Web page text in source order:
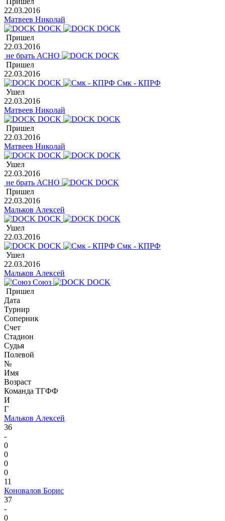
22.03.2016
Матвеев Николай
DOCK
DOCK
Пришел
22.03.2016
не брать АСНО
DOCK
Пришел
22.03.2016
DOCK
Смк - КПРФ
Ушел
22.03.2016
Матвеев Николай
DOCK
DOCK
Пришел
22.03.2016
Матвеев Николай
DOCK
DOCK
Ушел
22.03.2016
не брать АСНО
DOCK
Пришел
22.03.2016
Мальков Алексей
DOCK
DOCK
Ушел
22.03.2016
DOCK
Смк - КПРФ
Ушел
22.03.2016
Мальков Алексей
Союз
DOCK
Пришел
Дата
Турнир
Соперник
Счет
Стадион
Судья
Полевой
№
Имя
Возраст
Команда ТГФФ
И
Г
Мальков Алексей
36
-
0
0
0
0
11
Коновалов Борис
37
-
0